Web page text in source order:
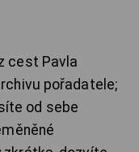
cest Pavla
pořadatele;
od sebe